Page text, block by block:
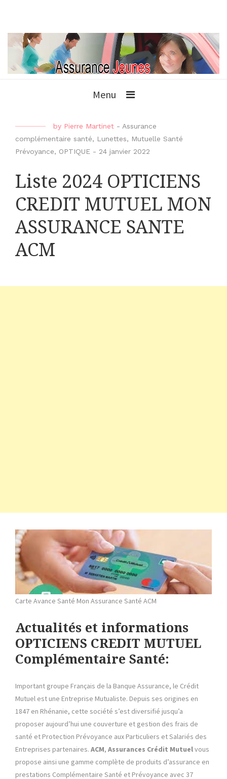
Menu
by Pierre Martinet - Assurance
complémentaire santé, Lunettes, Mutuelle Santé
Prévoyance, OPTIQUE - 24 janvier 2022
Liste 2024 OPTICIENS
CREDIT MUTUEL MON
ASSURANCE SANTE
ACM
Carte Avance Santé Mon Assurance Santé ACM
Actualités et informations
OPTICIENS CREDIT MUTUEL
Complémentaire Santé:
Important groupe Français de la Banque Assurance, le Crédit
Mutuel est une Entreprise Mutualiste. Depuis ses origines en
1847 en Rhénanie, cette société s’est diversifié jusqu’a
proposer aujourd’hui une couverture et gestion des frais de
santé et Protection Prévoyance aux Particuliers et Salariés des
Entreprises partenaires. ACM, Assurances Crédit Mutuelvous
propose ainsi une gamme complète de produits d’assurance en
prestations Complémentaire Santé et Prévoyance avec 37